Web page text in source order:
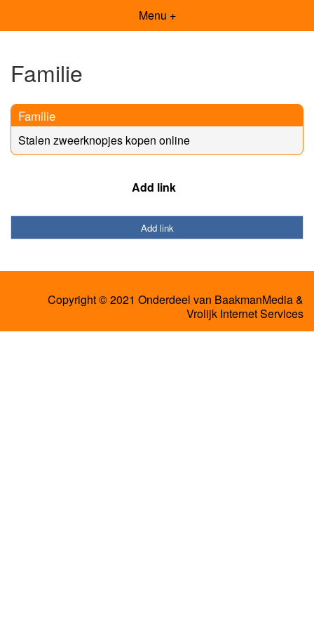
Menu +
Familie
Familie
Stalen zweerknopjes kopen online
Add link
Add link
Copyright © 2021 Onderdeel van BaakmanMedia&
Vrolijk Internet Services